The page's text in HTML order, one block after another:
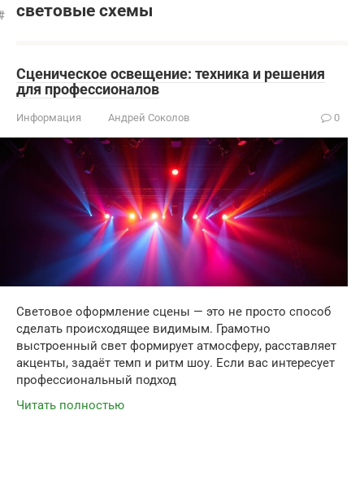
световые схемы
Сценическое освещение: техника и решения
для профессионалов
Информация Андрей Соколов 0
Световое оформление сцены — это не просто способ
сделать происходящее видимым. Грамотно
выстроенный свет формирует атмосферу, расставляет
акценты, задаёт темп и ритм шоу. Если вас интересует
профессиональный подход
Читать полностью